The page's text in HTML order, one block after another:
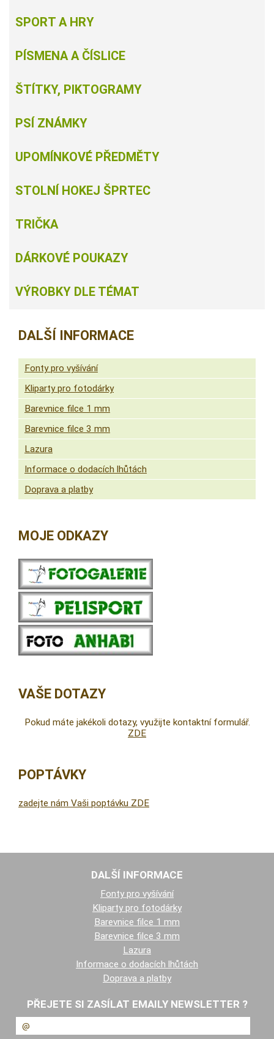
SPORT A HRY
PÍSMENA A ČÍSLICE
ŠTÍTKY, PIKTOGRAMY
PSÍ ZNÁMKY
UPOMÍNKOVÉ PŘEDMĚTY
STOLNÍ HOKEJ ŠPRTEC
TRIČKA
DÁRKOVÉ POUKAZY
VÝROBKY DLE TÉMAT
DALŠÍ INFORMACE
Fonty pro vyšívání
Kliparty pro fotodárky
Barevnice filce 1 mm
Barevnice filce 3 mm
Lazura
Informace o dodacích lhůtách
Doprava a platby
MOJE ODKAZY
VAŠE DOTAZY
Pokud máte jakékoli dotazy, využijte kontaktní formulář.
ZDE
POPTÁVKY
zadejte nám Vaši poptávku ZDE
DALŠÍ INFORMACE
Fonty pro vyšívání
Kliparty pro fotodárky
Barevnice filce 1 mm
Barevnice filce 3 mm
Lazura
Informace o dodacích lhůtách
Doprava a platby
PŘEJETE SI ZASÍLAT EMAILY NEWSLETTER ?